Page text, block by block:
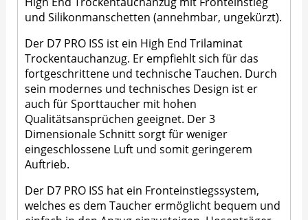
und Silikonmanschetten (annehmbar, ungekürzt).
Der D7 PRO ISS ist ein High End Trilaminat
Trockentauchanzug. Er empfiehlt sich für das
fortgeschrittene und technische Tauchen. Durch
sein modernes und technisches Design ist er
auch für Sporttaucher mit hohen
Qualitätsansprüchen geeignet. Der 3
Dimensionale Schnitt sorgt für weniger
eingeschlossene Luft und somit geringerem
Auftrieb.
Der D7 PRO ISS hat ein Fronteinstiegssystem,
welches es dem Taucher ermöglicht bequem und